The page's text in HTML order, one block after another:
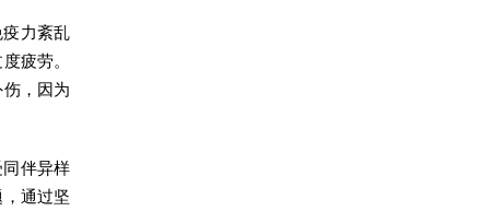
力紊乱
疲劳。
，因为
伴异样
通过坚